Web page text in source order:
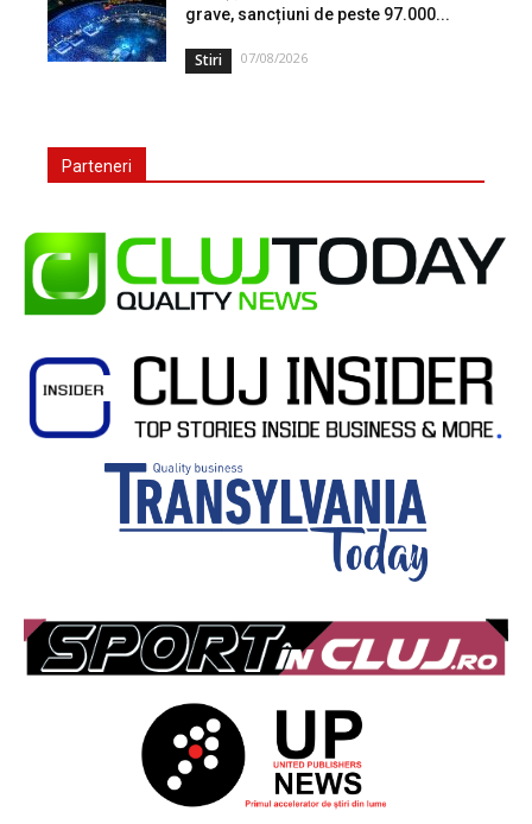
grave, sancțiuni de peste 97.000...
Stiri 07/08/2026
Parteneri